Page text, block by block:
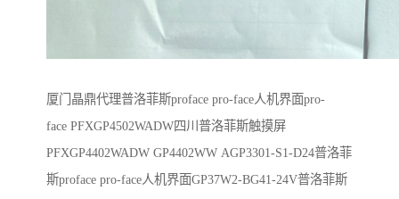
厦门晶鼎代理普洛菲斯proface pro-face人机界面pro-
face PFXGP4502WADW四川普洛菲斯触摸屏
PFXGP4402WADW GP4402WW AGP3301-S1-D24普洛菲
斯proface pro-face人机界面GP37W2-BG41-24V普洛菲斯